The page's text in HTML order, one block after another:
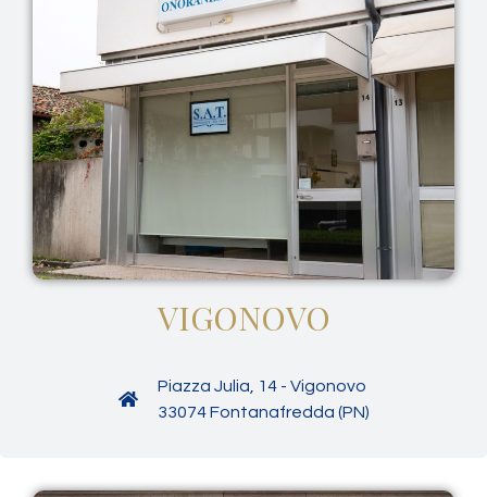
VIGONOVO
Piazza Julia, 14 - Vigonovo
33074 Fontanafredda (PN)